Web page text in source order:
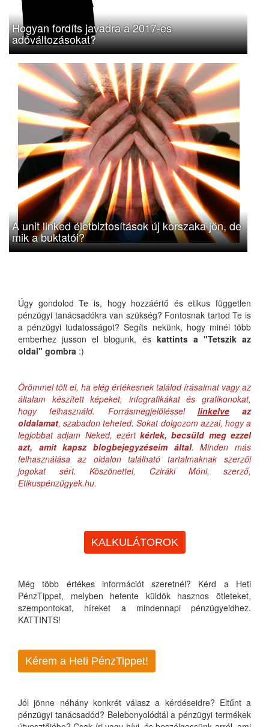
Hogyan fordíts javadra a 2017-es
adóváltozásokat?
A unit linked életbiztosítások új korszaka jön, de
mik a buktatói?
Úgy gondolod Te is, hogy hozzáértő és etikus független
pénzügyi tanácsadókra van szükség? Fontosnak tartod Te is
a pénzügyi tudatosságot? Segíts nekünk, hogy minél több
emberhez jusson el blogunk, és kattints a "Tetszik az
oldal" gombra :)
Örömmel tölt el, ha elég értékesnek találod írásaimat vagy az
általam készített képeket, infografikákat és grafikonokat,
hogy felhasználd. Forrásmegjelöléssel linkelveaz
oldalamat, szabadon teheted. Sokat dolgozom azzal, hogy a
legjobbat adjam Neked, ezértkérlek, becsüld meg ezzel
azt, amit kapsz blogbejegyzéseim által. Minden más
felhasználása az oldalon található tartalmaknak szerzői
jogokat sért. Köszönettel, Cziráki Móni, szerző,
Etikuspénzügyek.hu.
KALKULÁTOROK
Még több értékes információt szeretnél? Kérd a Heti
PénzTippet, melyben hetente küldök hasznos ötleteket,
szempontokat, híreket a mindennapi pénzügyeidhez.
KATTINTS!
Kérem a Heti PénzTippet!
Jól jönne néhány konkrét válasz a kérdéseidre? Eltűnt a
pénzügyi tanácsadód? Belebonyolódtál a pénzügyi termékek